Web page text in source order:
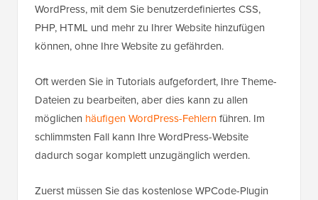
WordPress, mit dem Sie benutzerdefiniertes CSS,
PHP, HTML und mehr zu Ihrer Website hinzufügen
können, ohne Ihre Website zu gefährden.
Oft werden Sie in Tutorials aufgefordert, Ihre Theme-
Dateien zu bearbeiten, aber dies kann zu allen
möglichen häufigen WordPress-Fehlernführen. Im
schlimmsten Fall kann Ihre WordPress-Website
dadurch sogar komplett unzugänglich werden.
Zuerst müssen Sie das kostenlose WPCode-Plugin